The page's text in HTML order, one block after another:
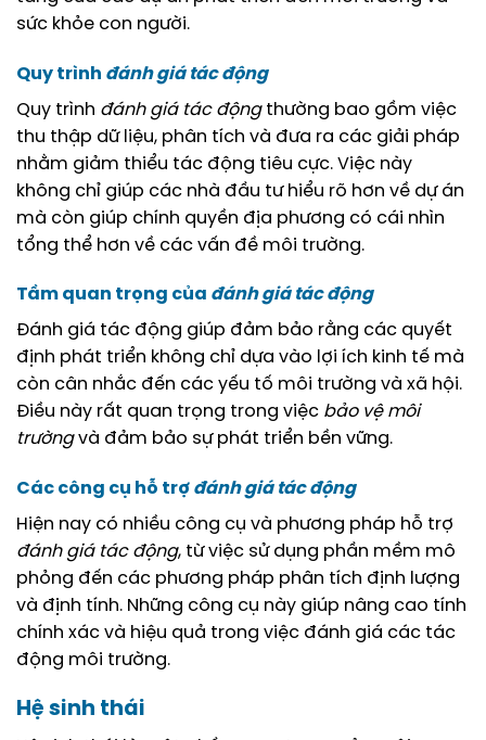
sức khỏe con người.
Quy trình đánh giá tác động
Quy trình đánh giá tác độngthường bao gồm việc
thu thập dữ liệu, phân tích và đưa ra các giải pháp
nhằm giảm thiểu tác động tiêu cực. Việc này
không chỉ giúp các nhà đầu tư hiểu rõ hơn về dự án
mà còn giúp chính quyền địa phương có cái nhìn
tổng thể hơn về các vấn đề môi trường.
Tầm quan trọng của đánh giá tác động
Đánh giá tác động giúp đảm bảo rằng các quyết
định phát triển không chỉ dựa vào lợi ích kinh tế mà
còn cân nhắc đến các yếu tố môi trường và xã hội.
Điều này rất quan trọng trong việc bảo vệ môi
trườngvà đảm bảo sự phát triển bền vững.
Các công cụ hỗ trợ đánh giá tác động
Hiện nay có nhiều công cụ và phương pháp hỗ trợ
đánh giá tác động, từ việc sử dụng phần mềm mô
phỏng đến các phương pháp phân tích định lượng
và định tính. Những công cụ này giúp nâng cao tính
chính xác và hiệu quả trong việc đánh giá các tác
động môi trường.
Hệ sinh thái